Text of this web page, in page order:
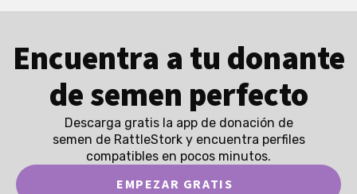
Encuentra a tu donante
de semen perfecto
Descarga gratis la app de donación de
semen de RattleStork y encuentra perfiles
compatibles en pocos minutos.
EMPEZAR GRATIS